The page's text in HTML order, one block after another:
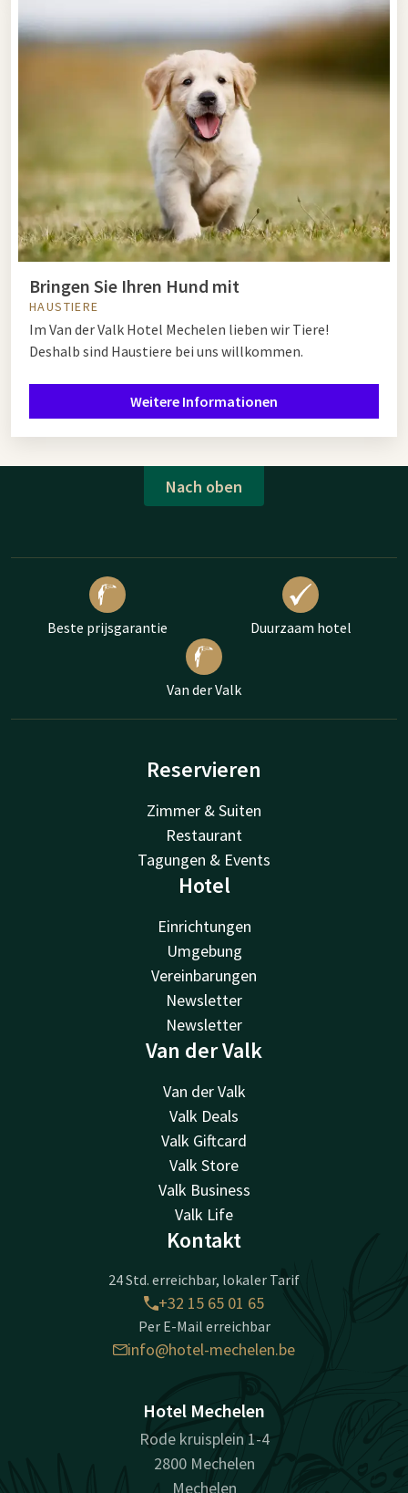
Bringen Sie Ihren Hund mit
HAUSTIERE
Im Van der Valk Hotel Mechelen lieben wir Tiere!
Deshalb sind Haustiere bei uns willkommen.
Weitere Informationen
Nach oben
Beste prijsgarantie Duurzaam hotel
Van der Valk
Reservieren
Zimmer & Suiten
Restaurant
Tagungen & Events
Hotel
Einrichtungen
Umgebung
Vereinbarungen
Newsletter
Newsletter
Van der Valk
Van der Valk
Valk Deals
Valk Giftcard
Valk Store
Valk Business
Valk Life
Kontakt
24 Std. erreichbar, lokaler Tarif
+32 15 65 01 65
Per E-Mail erreichbar
info@hotel-mechelen.be
Hotel Mechelen
Rode kruisplein 1-4
2800 Mechelen
Mechelen